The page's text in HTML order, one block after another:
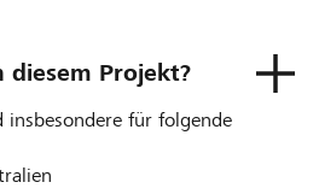
Projekt?
für folgende